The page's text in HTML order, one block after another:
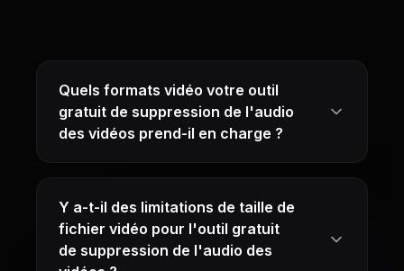
Quels formats vidéo votre outil
gratuit de suppression de l'audio
des vidéos prend-il en charge ?
Y a-t-il des limitations de taille de
fichier vidéo pour l'outil gratuit
de suppression de l'audio des